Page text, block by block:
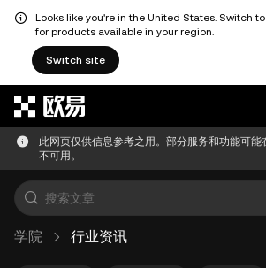
Looks like you're in the United States. Switch
for products available in your region.
Switch site
此网页仅供信息参考之用。部分服务和功能可能
不可用。
学院 行业资讯